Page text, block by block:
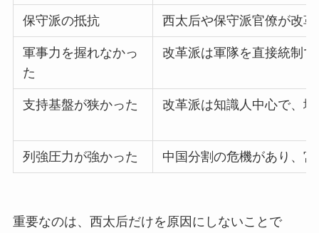
保守派の抵抗 西太后や保守派官僚が改
軍事力を握れなかっ
た
改革派は軍隊を直接統制
支持基盤が狭かった 改革派は知識人中心で、
列強圧力が強かった 中国分割の危機があり、
重要なのは、西太后だけを原因にしないことで